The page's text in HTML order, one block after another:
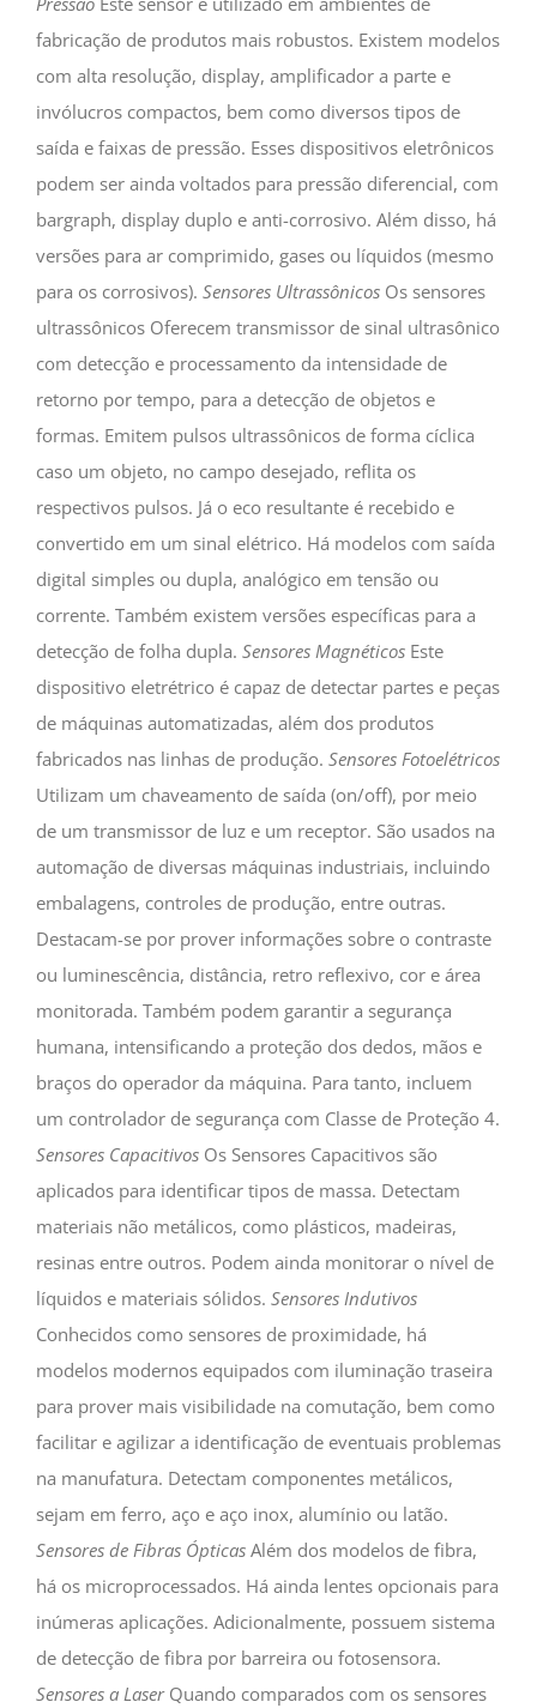
fabricação de produtos mais robustos. Existem modelos
com alta resolução, display, amplificador a parte e
invólucros compactos, bem como diversos tipos de
saída e faixas de pressão. Esses dispositivos eletrônicos
podem ser ainda voltados para pressão diferencial, com
bargraph, display duplo e anti-corrosivo. Além disso, há
versões para ar comprimido, gases ou líquidos (mesmo
para os corrosivos). Sensores Ultrassônicos Os sensores
ultrassônicos Oferecem transmissor de sinal ultrasônico
com detecção e processamento da intensidade de
retorno por tempo, para a detecção de objetos e
formas. Emitem pulsos ultrassônicos de forma cíclica
caso um objeto, no campo desejado, reflita os
respectivos pulsos. Já o eco resultante é recebido e
convertido em um sinal elétrico. Há modelos com saída
digital simples ou dupla, analógico em tensão ou
corrente. Também existem versões específicas para a
detecção de folha dupla. Sensores Magnéticos Este
dispositivo eletrétrico é capaz de detectar partes e peças
de máquinas automatizadas, além dos produtos
fabricados nas linhas de produção. Sensores Fotoelétricos
Utilizam um chaveamento de saída (on/off), por meio
de um transmissor de luz e um receptor. São usados na
automação de diversas máquinas industriais, incluindo
embalagens, controles de produção, entre outras.
Destacam-se por prover informações sobre o contraste
ou luminescência, distância, retro reflexivo, cor e área
monitorada. Também podem garantir a segurança
humana, intensificando a proteção dos dedos, mãos e
braços do operador da máquina. Para tanto, incluem
um controlador de segurança com Classe de Proteção 4.
Sensores Capacitivos Os Sensores Capacitivos são
aplicados para identificar tipos de massa. Detectam
materiais não metálicos, como plásticos, madeiras,
resinas entre outros. Podem ainda monitorar o nível de
líquidos e materiais sólidos. Sensores Indutivos
Conhecidos como sensores de proximidade, há
modelos modernos equipados com iluminação traseira
para prover mais visibilidade na comutação, bem como
facilitar e agilizar a identificação de eventuais problemas
na manufatura. Detectam componentes metálicos,
sejam em ferro, aço e aço inox, alumínio ou latão.
Sensores de Fibras Ópticas Além dos modelos de fibra,
há os microprocessados. Há ainda lentes opcionais para
inúmeras aplicações. Adicionalmente, possuem sistema
de detecção de fibra por barreira ou fotosensora.
Sensores a LaserQuando comparados com os sensores